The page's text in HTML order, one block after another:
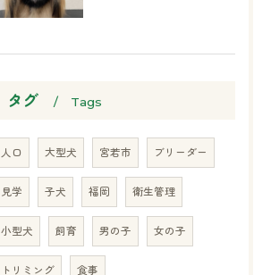
タグ Tags
人口 大型犬 宮若市 ブリーダー
見学 子犬 福岡 衛生管理
小型犬 飼育 男の子 女の子
トリミング 食事